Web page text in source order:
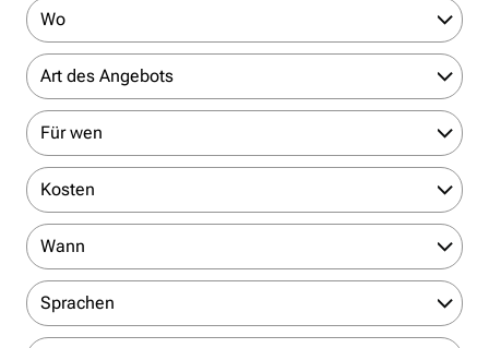
Wo
Art des Angebots
Für wen
Kosten
Wann
Sprachen